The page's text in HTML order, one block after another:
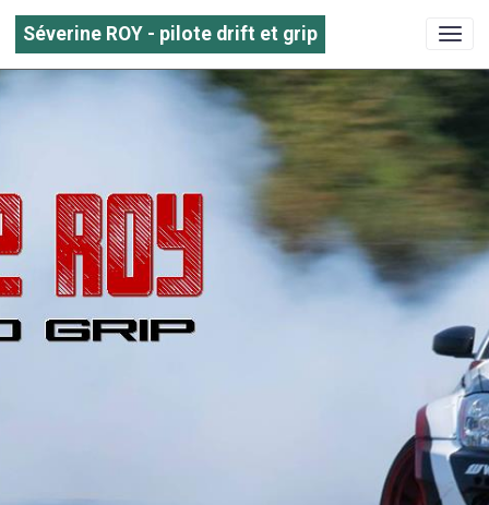
Séverine ROY - pilote drift et grip